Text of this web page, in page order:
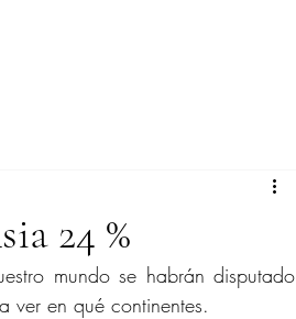
24 %
mundo se habrán disputado
ver en qué continentes.